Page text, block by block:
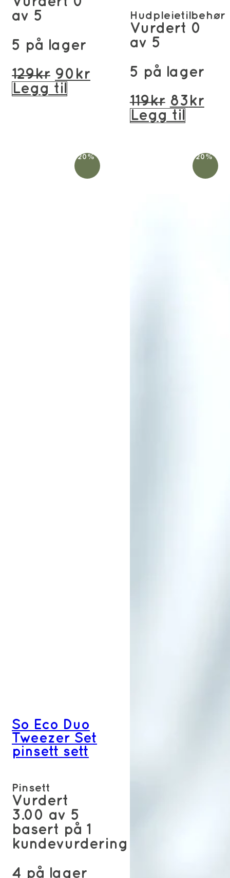
av 5
5 på lager
129kr Opprinnelig
pris
90 kr Nåværende
Legg til
Hudpleietilbehør
Vurdert 0
av 5
5 på lager
119kr
pris
83 kr
Legg til
-20%
So Eco Duo
Tweezer Set
pinsett sett
Pinsett
Vurdert
3.00 av 5
basert på 1
kundevurdering
4 på lager
-20%